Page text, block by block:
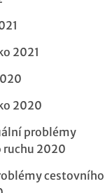
2021
2020
problémy
2020
cestovního